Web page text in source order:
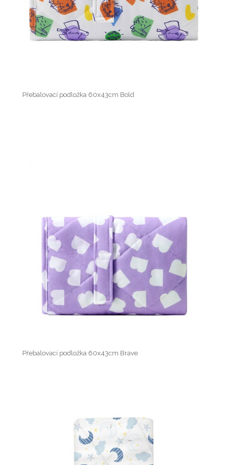
Přebalovací podložka 60x43cm Bold
Přebalovací podložka 60x43cm Brave